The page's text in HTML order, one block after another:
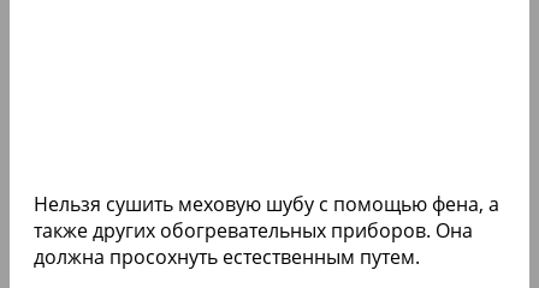
Нельзя сушить меховую шубу с помощью фена, а
также других обогревательных приборов. Она
должна просохнуть естественным путем.